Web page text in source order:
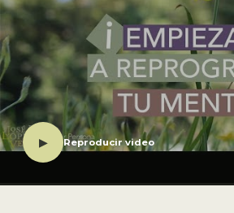
▶ Reproducir video